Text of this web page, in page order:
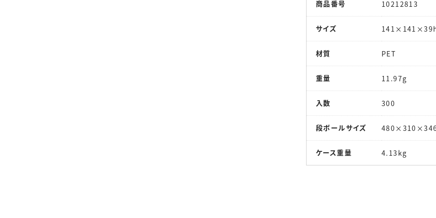
商品番号 10212813
サイズ
材質 PET
重量 11.97g
入数 300
段ボールサイズ
ケース重量 4.13kg